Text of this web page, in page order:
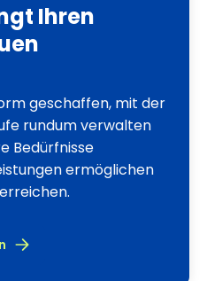
Ihren
geschaffen, mit der
rundum verwalten
Bedürfnisse
ermöglichen